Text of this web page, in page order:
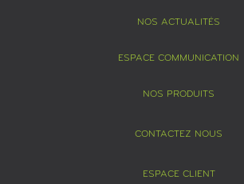
NOS ACTUALITÉS
ESPACE COMMUNICATION
NOS PRODUITS
CONTACTEZ NOUS
ESPACE CLIENT